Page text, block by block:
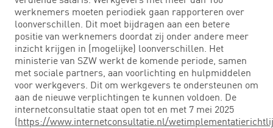
werknemers moeten periodiek gaan rapporteren over
loonverschillen. Dit moet bijdragen aan een betere
positie van werknemers doordat zij onder andere meer
inzicht krijgen in (mogelijke) loonverschillen. Het
ministerie van SZW werkt de komende periode, samen
met sociale partners, aan voorlichting en hulpmiddelen
voor werkgevers. Dit om werkgevers te ondersteunen om
aan de nieuwe verplichtingen te kunnen voldoen. De
internetconsultatie staat open tot en met 7 mei 2025
(https://www.internetconsultatie.nl/